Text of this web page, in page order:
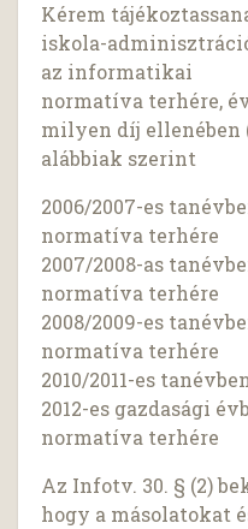
Kérem
iskola-
az informatikai
normatíva terhére,
milyen díj ellenében
alábbiak szerint
2006/2007-es
normatíva terhére
2007/2008-as
normatíva terhére
2008/2009-es
normatíva terhére
2010/2011-es
2012-es gazdasági
normatíva terhére
Az Infotv. 30. § (2)
hogy a másolatokat